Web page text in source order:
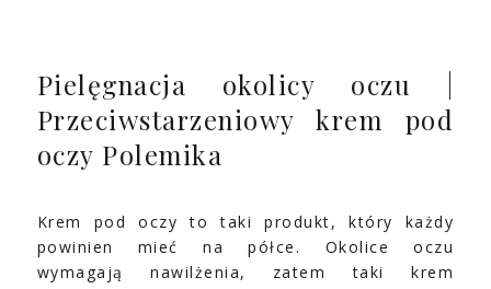
Pielęgnacja okolicy oczu |
Przeciwstarzeniowy krem pod
oczy Polemika
Krem pod oczy to taki produkt, który każdy
powinien mieć na półce. Okolice oczu
wymagają nawilżenia, zatem taki krem